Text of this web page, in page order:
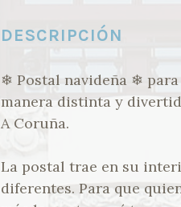
DESCRIPCIÓN
❄ Postal navideña ❄
manera distinta y
A Coruña.
La postal trae en su
diferentes. Para que